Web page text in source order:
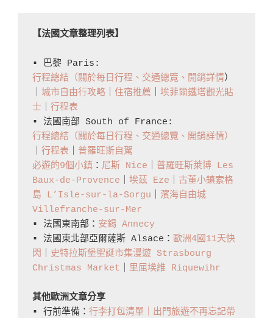
【法國文章整理列表】
▪️ 巴黎 Paris:
行程總結（關於每日行程、交通總覽、開銷詳情）
城市自由行攻略 住宿推薦
埃菲爾鐵塔觀光貼
士
行程表
▪️ 法國南部 South of France:
行程總結（關於每日行程、交通總覽、開銷詳情）
行程表
普羅旺斯自駕
必遊的9個小鎮 ： 尼斯 Nice
普羅旺斯萊博 Les
Baux-de-Provence
埃茲 Eze
古董小鎮索格
島 L’Isle-sur-la-Sorgu
濱海自由城
Villefranche-sur-Mer
▪️ 法國東南部： 安錫 Annecy
▪️ 法國東北部亞爾薩斯 Alsace： 歐洲4國11天快
閃
史特拉斯堡聖誕市集漫遊 Strasbourg
Christmas Market
里屈埃維 Riquewihr
其他歐洲文章分享
▪️ 行前準備： 行李打包清單｜出門旅遊不再忘記帶